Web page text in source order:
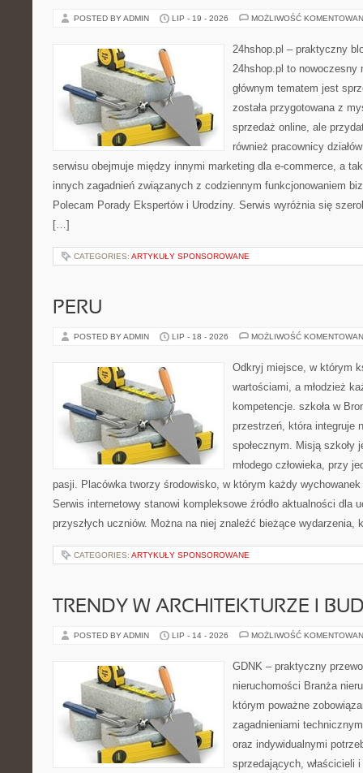
POSTED BY ADMIN LIP - 19 - 2026 MOŻLIWOŚĆ
24hshop.pl – praktyczny
24hshop.pl to nowoczesny
głównym tematem jest
została przygotowana z
sprzedaż online, ale
również pracownicy
serwisu obejmuje między innymi marketing dla e-commerce, a
innych zagadnień związanych z codziennym funkcjonowaniem
Polecam Porady Ekspertów i Urodziny. Serwis wyróżnia się
[…]
CATEGORIES: ARTYKUŁY SPONSOROWANE
PERU
POSTED BY ADMIN LIP - 18 - 2026 MOŻLIWOŚĆ
Odkryj miejsce, w którym
wartościami, a młodzież
kompetencje. szkoła w
przestrzeń, która integruje
społecznym. Misją szkoły
młodego człowieka, przy
pasji. Placówka tworzy środowisko, w którym każdy
Serwis internetowy stanowi kompleksowe źródło aktualności dla
przyszłych uczniów. Można na niej znaleźć bieżące
CATEGORIES: ARTYKUŁY SPONSOROWANE
TRENDY W ARCHITEKTURZE I
POSTED BY ADMIN LIP - 14 - 2026 MOŻLIWOŚĆ
GDNK – praktyczny
nieruchomości Branża
którym poważne
zagadnieniami
oraz indywidualnymi
sprzedających, właścicieli